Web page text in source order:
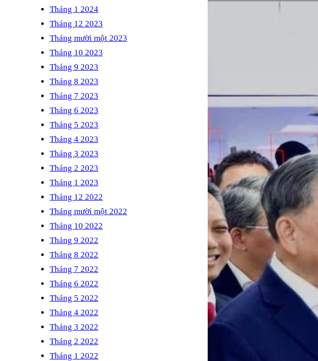
Tháng 1 2024
Tháng 12 2023
Tháng mười một 2023
Tháng 10 2023
Tháng 9 2023
Tháng 8 2023
Tháng 7 2023
Tháng 6 2023
Tháng 5 2023
Tháng 4 2023
Tháng 3 2023
Tháng 2 2023
Tháng 1 2023
Tháng 12 2022
Tháng mười một 2022
Tháng 10 2022
Tháng 9 2022
Tháng 8 2022
Tháng 7 2022
Tháng 6 2022
Tháng 5 2022
Tháng 4 2022
Tháng 3 2022
Tháng 2 2022
Tháng 1 2022